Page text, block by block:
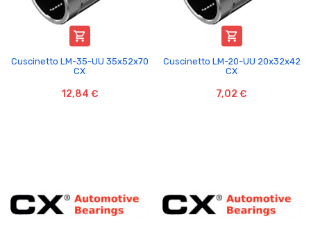

Cuscinetto LM-35-UU 35x52x70
CX
12,84 €

Cuscinetto LM-20-UU 20x32x42
CX
7,02 €